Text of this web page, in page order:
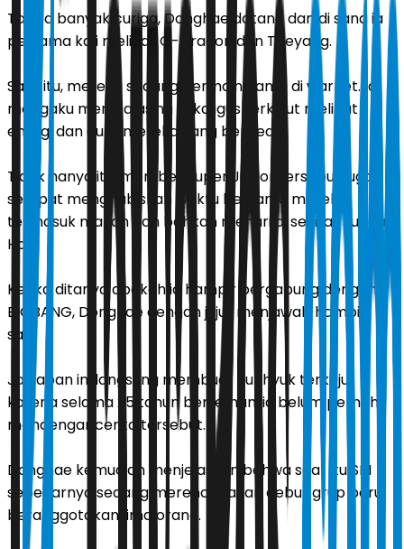
Tanpa banyak curiga, Donghae datang dan di sana ia
pertama kali melihat G-Dragon dan Taeyang.
Saat itu, mereka sedang bermain game di warnet. Ia
mengaku merasa asing sekaligus terkejut melihat
energi dan aura mereka yang berbeda.
Tidak hanya itu, member Super Junior tersebut juga
sempat menghabiskan waktu bersama mereka
termasuk makan dan bahkan menari di sekitar Sungai
Han.
Ketika ditanya apakah ia hampir bergabung dengan
BIGBANG, Donghae dengan jujur menjawab hampir
saja.
Jawaban ini langsung membuat Eunhyuk terkejut
karena selama 25 tahun berteman, ia belum pernah
mendengar cerita tersebut.
Donghae kemudian menjelaskan bahwa saat itu SM
sebenarnya sedang merencanakan debut grup baru
beranggotakan lima orang.